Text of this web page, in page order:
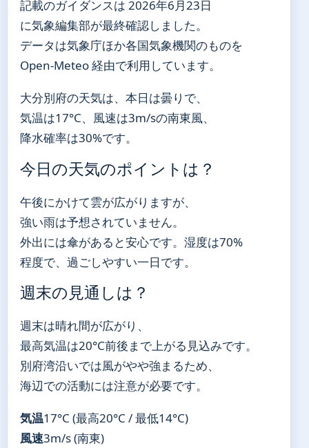
記載のガイダンスは 2026年6月23日
に気象編集部が最終確認しました。
データは気象庁ほか各国気象機関のものを
Open-Meteo 経由で利用しています。
大分別府の天気は、本日は曇りで、
気温は17°C、風速は3m/sの南東風、
降水確率は30%です。
今日の天気のポイントは？
午後にかけて雲が広がりますが、
強い雨は予想されていません。
外出には傘があると安心です。湿度は70%
程度で、過ごしやすい一日です。
週末の見通しは？
週末は晴れ間が広がり、
最高気温は20°C前後まで上がる見込みです。
別府湾沿いでは風がやや強まるため、
海辺での活動には注意が必要です。
気温17°C (最高20°C / 最低14°C)
風速3m/s (南東)